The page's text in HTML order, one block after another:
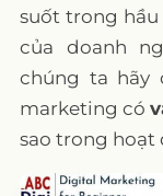
suốt trong
của doanh
chúng ta hãy
marketing có
sao trong hoạt